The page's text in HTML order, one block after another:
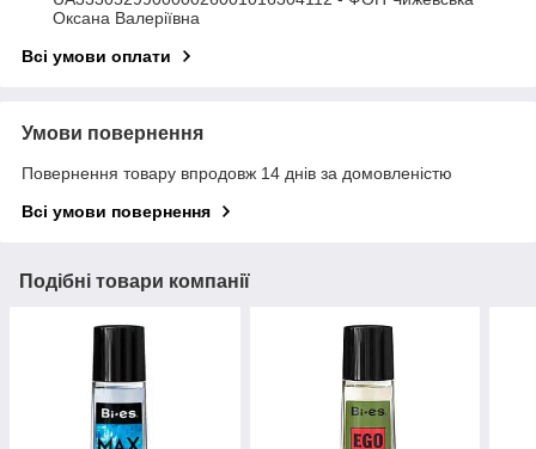
Оксана Валеріївна
Всі умови оплати
Умови повернення
Повернення товару впродовж 14 днів за домовленістю
Всі умови повернення
Подібні товари компанії